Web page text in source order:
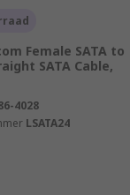
Female SATA to
SATA Cable,
4028
LSATA24